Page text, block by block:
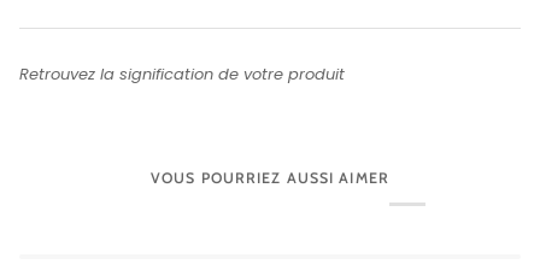
Retrouvez la signification de votre produit
VOUS POURRIEZ AUSSI AIMER